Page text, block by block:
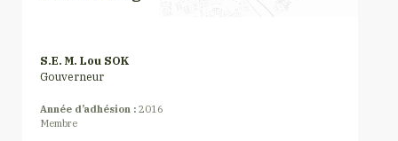
S.E. M. Lou SOK
Gouverneur
Année d’adhésion : 2016
Membre